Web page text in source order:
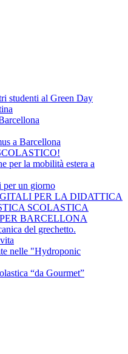
studenti al Green Day
a Barcellona
per la mobilità estera a
per un giorno
PER LA DIDATTICA
SCOLASTICA
BARCELLONA
del grechetto.
nelle "Hydroponic
“da Gourmet”